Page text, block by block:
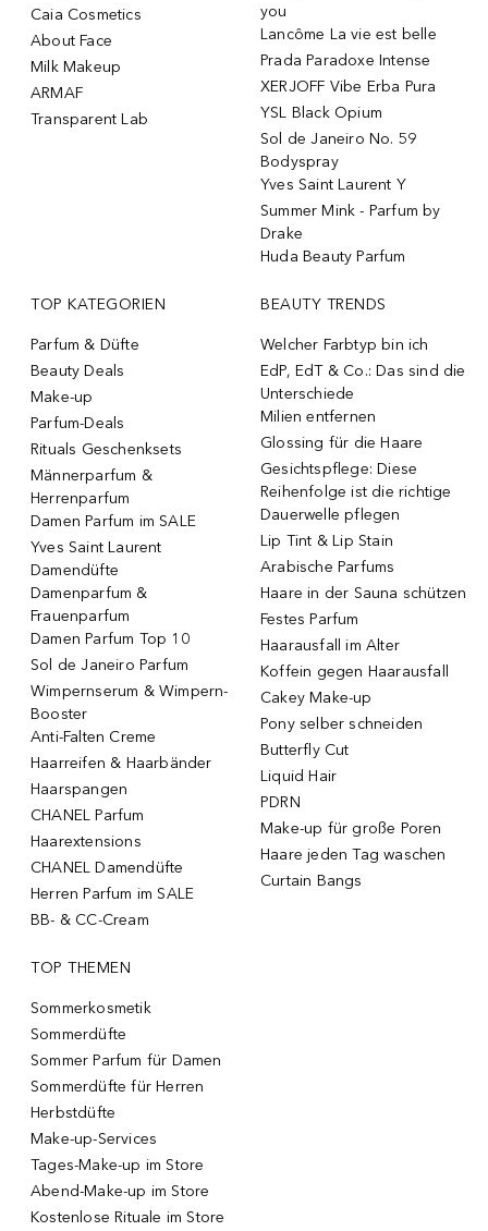
Caia Cosmetics
About Face
Milk Makeup
ARMAF
Transparent Lab
you
Lancôme La vie est belle
Prada Paradoxe Intense
XERJOFF Vibe Erba Pura
YSL Black Opium
Sol de Janeiro No. 59
Bodyspray
Yves Saint Laurent Y
Summer Mink - Parfum by
Drake
Huda Beauty Parfum
TOP KATEGORIEN
Parfum & Düfte
Beauty Deals
Make-up
Parfum-Deals
Rituals Geschenksets
Männerparfum &
Herrenparfum
Damen Parfum im SALE
Yves Saint Laurent
Damendüfte
Damenparfum &
Frauenparfum
Damen Parfum Top 10
Sol de Janeiro Parfum
Wimpernserum & Wimpern-
Booster
Anti-Falten Creme
Haarreifen & Haarbänder
Haarspangen
CHANEL Parfum
Haarextensions
CHANEL Damendüfte
Herren Parfum im SALE
BB- & CC-Cream
BEAUTY TRENDS
Welcher Farbtyp bin ich
EdP, EdT & Co.: Das sind die
Unterschiede
Milien entfernen
Glossing für die Haare
Gesichtspflege: Diese
Reihenfolge ist die richtige
Dauerwelle pflegen
Lip Tint & Lip Stain
Arabische Parfums
Haare in der Sauna schützen
Festes Parfum
Haarausfall im Alter
Koffein gegen Haarausfall
Cakey Make-up
Pony selber schneiden
Butterfly Cut
Liquid Hair
PDRN
Make-up für große Poren
Haare jeden Tag waschen
Curtain Bangs
TOP THEMEN
Sommerkosmetik
Sommerdüfte
Sommer Parfum für Damen
Sommerdüfte für Herren
Herbstdüfte
Make-up-Services
Tages-Make-up im Store
Abend-Make-up im Store
Kostenlose Rituale im Store